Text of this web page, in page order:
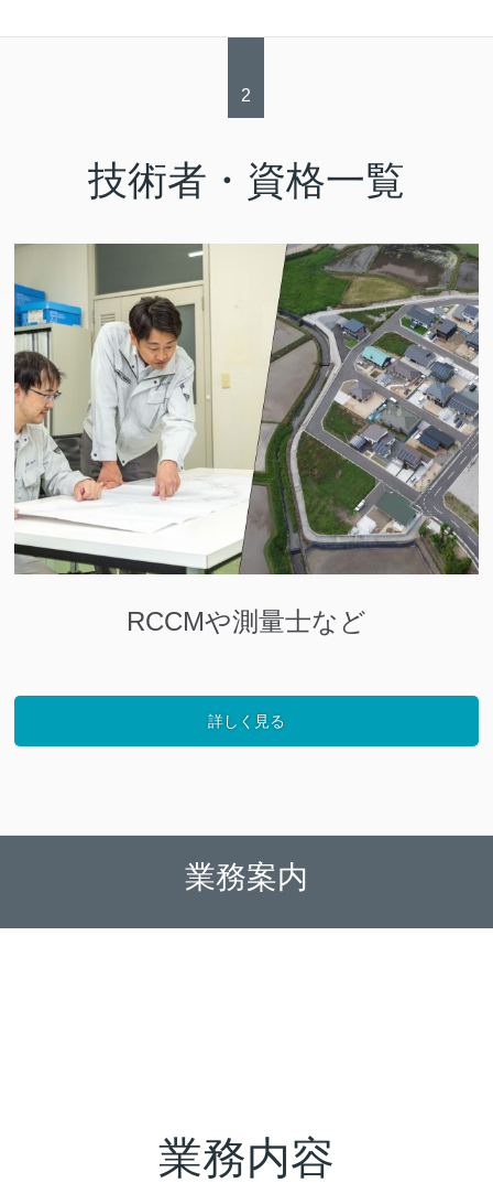
2
技術者・資格一覧
RCCMや測量士など
詳しく見る
業務案内
業務内容